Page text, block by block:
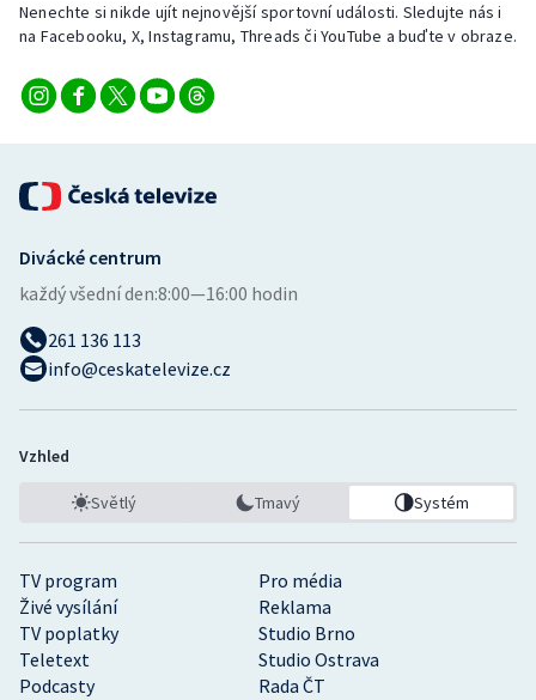
Nenechte si nikde ujít nejnovější sportovní události. Sledujte nás i
na Facebooku, X, Instagramu, Threads či YouTube a buďte v obraze.
TV program
Pro média
Živé vysílání
Reklama
TV poplatky
Studio Brno
Teletext
Studio Ostrava
Podcasty
Rada ČT
Divácké centrum
každý všední den:8:00—16:00 hodin
261 136 113
info@ceskatelevize.cz
Vzhled
Světlý Tmavý Systém